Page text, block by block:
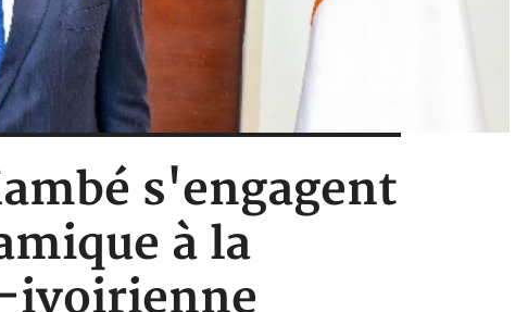
s'engagent
à la
ivoirienne